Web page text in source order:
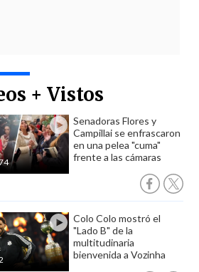
+ Vistos
Senadoras Flores y
Campillai se enfrascaron
en una pelea "cuma"
frente a las cámaras
Colo Colo mostró el
"Lado B" de la
multitudinaria
bienvenida a Vozinha